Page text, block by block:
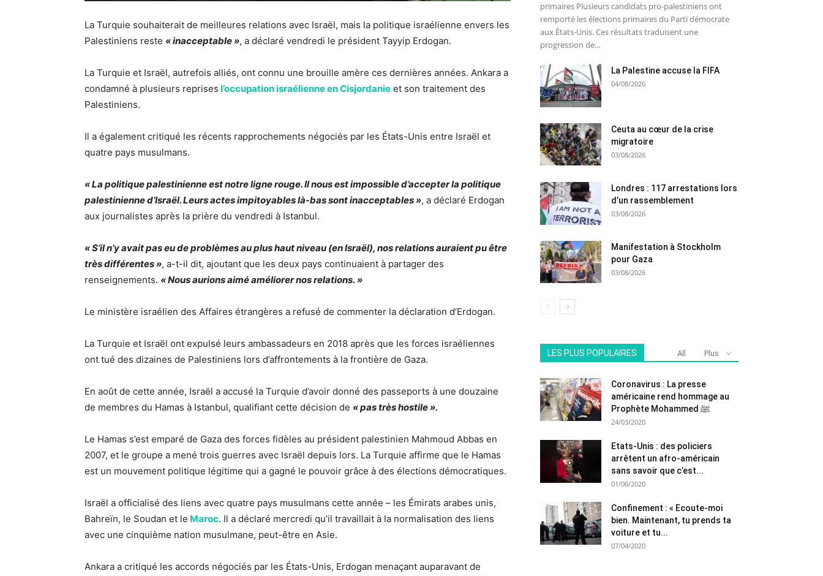
La Turquie souhaiterait de meilleures relations avec Israël, mais la politique israélienne envers les
Palestiniens reste « inacceptable », a déclaré vendredi le président Tayyip Erdogan.
La Turquie et Israël, autrefois alliés, ont connu une brouille amère ces dernières années. Ankara a
condamné à plusieurs reprises l’occupation israélienne en Cisjordanie et son traitement des
Palestiniens.
Il a également critiqué les récents rapprochements négociés par les États-Unis entre Israël et
quatre pays musulmans.
« La politique palestinienne est notre ligne rouge. Il nous est impossible d’accepter la politique
palestinienne d’Israël. Leurs actes impitoyables là-bas sont inacceptables », a déclaré Erdogan
aux journalistes après la prière du vendredi à Istanbul.
« S’il n’y avait pas eu de problèmes au plus haut niveau (en Israël), nos relations auraient pu être
très différentes », a-t-il dit, ajoutant que les deux pays continuaient à partager des
renseignements. « Nous aurions aimé améliorer nos relations. »
Le ministère israélien des Affaires étrangères a refusé de commenter la déclaration d’Erdogan.
La Turquie et Israël ont expulsé leurs ambassadeurs en 2018 après que les forces israéliennes
ont tué des dizaines de Palestiniens lors d’affrontements à la frontière de Gaza.
En août de cette année, Israël a accusé la Turquie d’avoir donné des passeports à une douzaine
de membres du Hamas à Istanbul, qualifiant cette décision de « pas très hostile ».
Le Hamas s’est emparé de Gaza des forces fidèles au président palestinien Mahmoud Abbas en
2007, et le groupe a mené trois guerres avec Israël depuis lors. La Turquie affirme que le Hamas
est un mouvement politique légitime qui a gagné le pouvoir grâce à des élections démocratiques.
Israël a officialisé des liens avec quatre pays musulmans cette année – les Émirats arabes unis,
Bahreïn, le Soudan et le Maroc. Il a déclaré mercredi qu’il travaillait à la normalisation des liens
avec une cinquième nation musulmane, peut-être en Asie.
Ankara a critiqué les accords négociés par les États-Unis, Erdogan menaçant auparavant de
primaires Plusieurs candidats pro-palestiniens ont
remporté les élections primaires du Parti démocrate
aux États-Unis. Ces résultats traduisent une
progression de...
La Palestine accuse la FIFA
04/08/2026
Ceuta au cœur de la crise
migratoire
03/08/2026
Londres : 117 arrestations lors
d’un rassemblement
03/08/2026
Manifestation à Stockholm
pour Gaza
03/08/2026
LES PLUS POPULAIRES All Plus
Coronavirus : La presse
américaine rend hommage au
Prophète Mohammed ﷺ
24/03/2020
Etats-Unis : des policiers
arrêtent un afro-américain
sans savoir que c’est...
01/06/2020
Confinement : « Ecoute-moi
bien. Maintenant, tu prends ta
voiture et tu...
07/04/2020